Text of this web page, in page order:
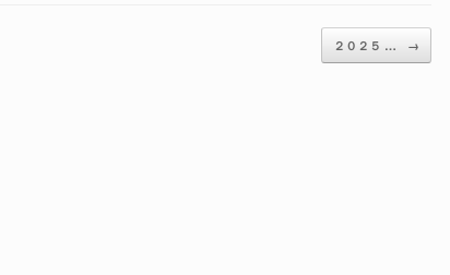
に
は
２０２５ … →